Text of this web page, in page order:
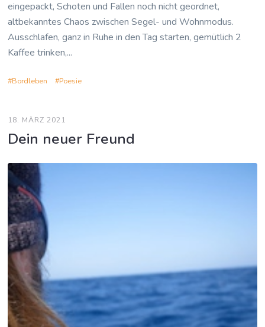
eingepackt, Schoten und Fallen noch nicht geordnet,
altbekanntes Chaos zwischen Segel- und Wohnmodus.
Ausschlafen, ganz in Ruhe in den Tag starten, gemütlich 2
Kaffee trinken,...
Bordleben Poesie
18. MÄRZ 2021
Dein neuer Freund